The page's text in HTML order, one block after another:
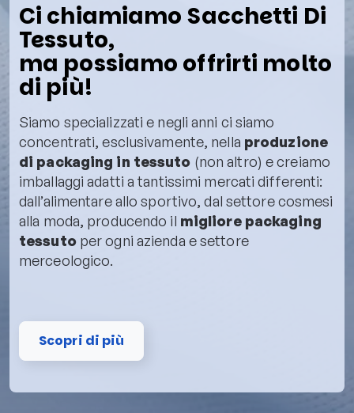
Ci chiamiamo Sacchetti Di
Tessuto,
ma possiamo offrirti molto
di più!
Siamo specializzati e negli anni ci siamo
concentrati, esclusivamente, nella produzione
di packaging in tessuto (non altro) e creiamo
imballaggi adatti a tantissimi mercati differenti:
dall’alimentare allo sportivo, dal settore cosmesi
alla moda, producendo il migliore packaging
tessutoper ogni azienda e settore
merceologico.
Scopri di più